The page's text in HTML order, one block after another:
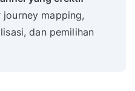
mapping,
dan pemilihan